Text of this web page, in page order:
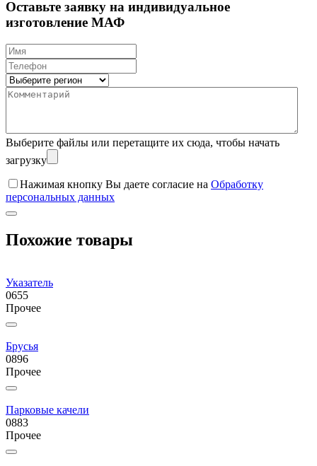
Оставьте заявку на индивидуальное
изготовление МАФ
Выберите файлы или перетащите их сюда, чтобы начать
загрузку
Нажимая кнопку Вы даете согласие на Обработку
персональных данных
Похожие товары
Указатель
0655
Прочее
Брусья
0896
Прочее
Парковые качели
0883
Прочее